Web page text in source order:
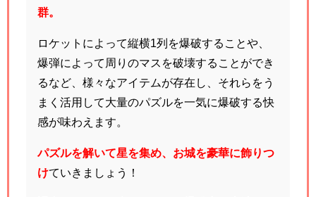
群。
ロケットによって縦横1列を爆破することや、
爆弾によって周りのマスを破壊することができ
るなど、様々なアイテムが存在し、それらをう
まく活用して大量のパズルを一気に爆破する快
感が味わえます。
パズルを解いて星を集め、お城を豪華に飾りつ
けていきましょう！